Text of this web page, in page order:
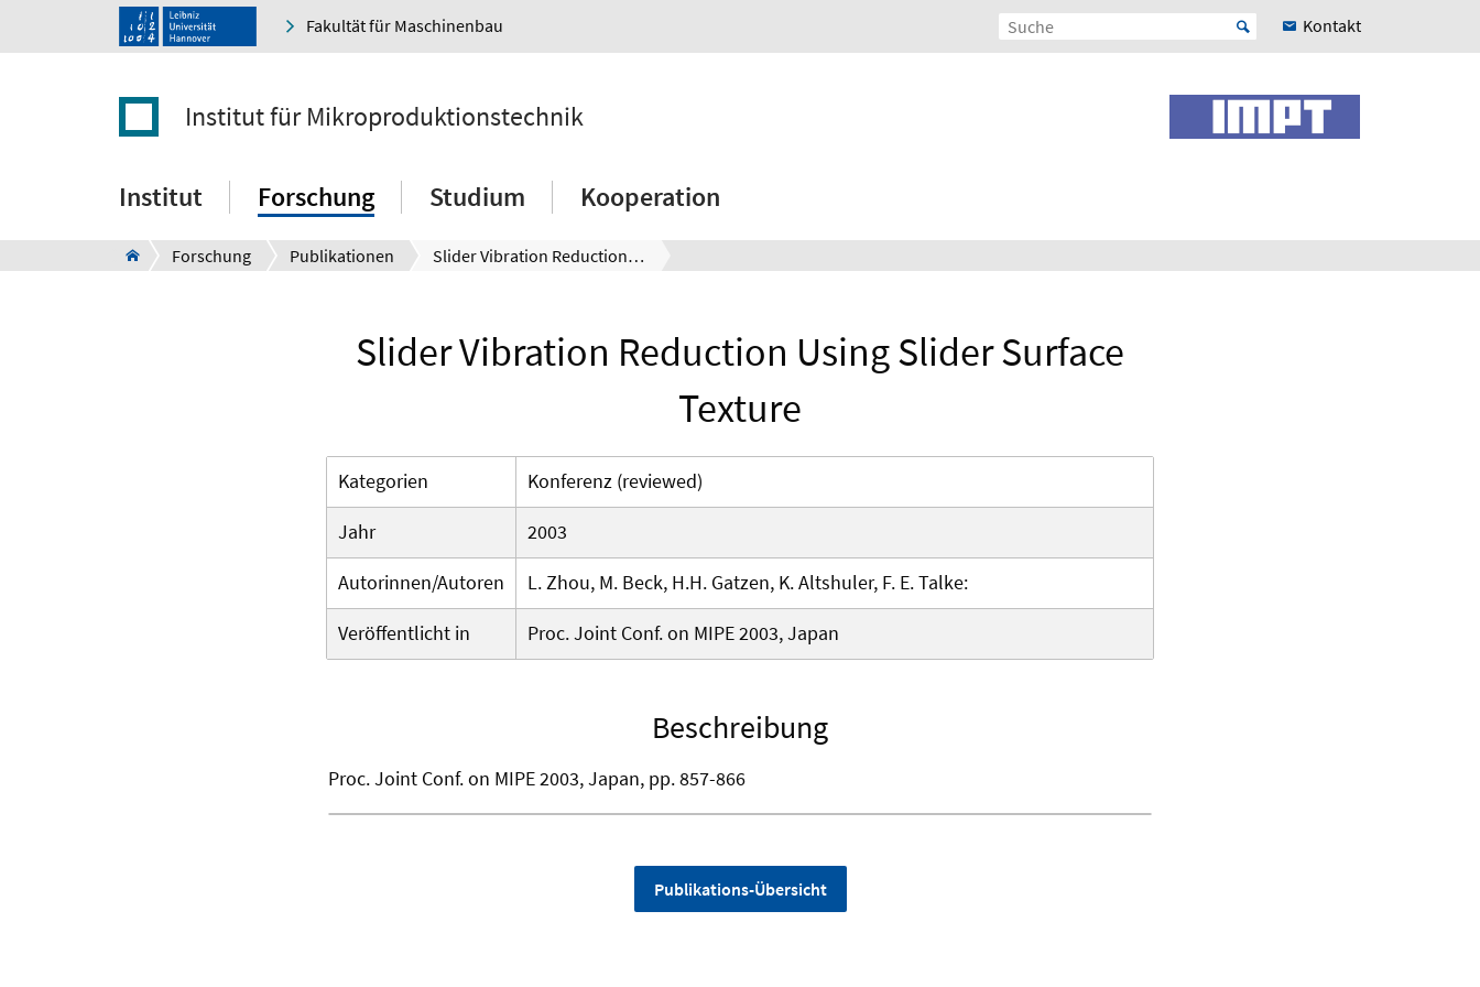
Fakultät für Maschinenbau Kontakt
Institut für Mikroproduktionstechnik
Institut Forschung Studium Kooperation
Forschung Publikationen Slider Vibration Reduction Using Slider Surface Texture
Slider Vibration Reduction Using Slider Surface
Texture
Kategorien
Konferenz (reviewed)
Jahr
2003
Autorinnen/Autoren
L. Zhou, M. Beck, H.H. Gatzen, K. Altshuler, F. E. Talke:
Veröffentlicht in
Proc. Joint Conf. on MIPE 2003, Japan
Beschreibung
Proc. Joint Conf. on MIPE 2003, Japan, pp. 857-866
Publikations-Übersicht